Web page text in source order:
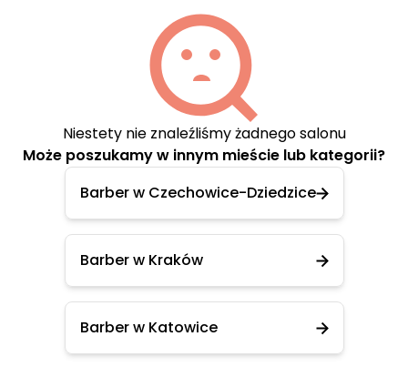
Niestety nie znaleźliśmy żadnego salonu
Może poszukamy w innym mieście lub kategorii?
Barber w Czechowice-Dziedzice
Barber w Kraków
Barber w Katowice